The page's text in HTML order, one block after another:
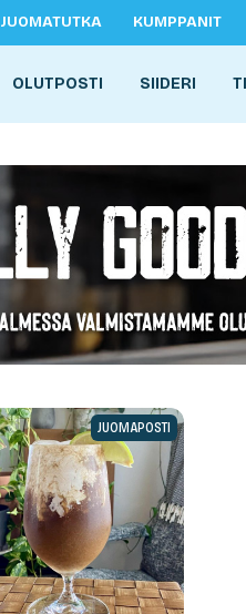
JUOMATUTKA KUMPPANIT
OLUTPOSTI SIIDERI
JUOMAPOSTI